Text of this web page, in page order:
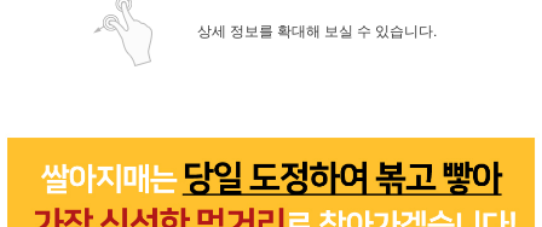
상세 정보를 확대해 보실 수 있습니다.